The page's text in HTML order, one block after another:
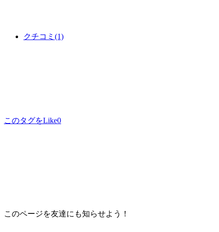
クチコミ (1)
このタグをLike0
このページを友達にも知らせよう！